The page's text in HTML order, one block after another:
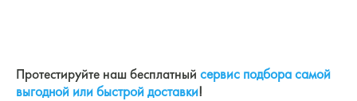
Протестируйте наш бесплатный сервис подбора самой
выгодной или быстрой доставки!